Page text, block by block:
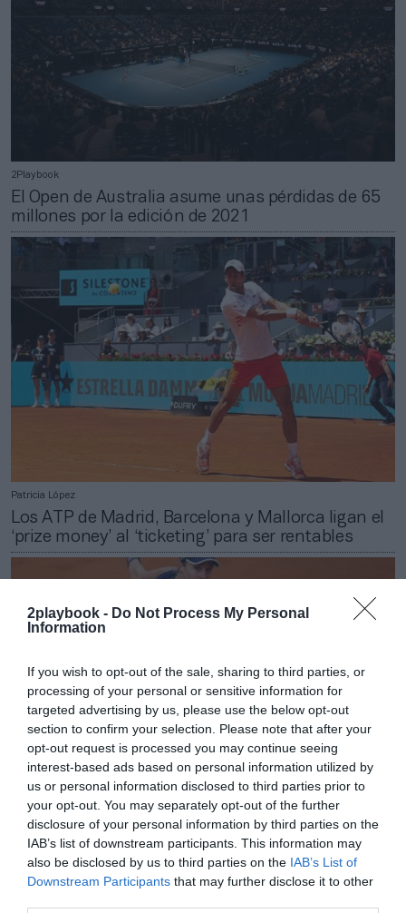
2playbook - Do Not Process My Personal
Information
If you wish to opt-out of the sale, sharing to third parties, or
processing of your personal or sensitive information for
targeted advertising by us, please use the below opt-out
section to confirm your selection. Please note that after your
opt-out request is processed you may continue seeing
interest-based ads based on personal information utilized by
us or personal information disclosed to third parties prior to
your opt-out. You may separately opt-out of the further
disclosure of your personal information by third parties on the
IAB’s list of downstream participants. This information may
also be disclosed by us to third parties on the IAB’s List of
Downstream Participants that may further disclose it to other
2Playbook
El Open de Australia asume unas pérdidas de 65
millones por la edición de 2021
Patricia López
Los ATP de Madrid, Barcelona y Mallorca ligan el
‘prize money’ al ‘ticketing’ para ser rentables
Tennium crece en Argentina: se adjudica el primer
torneo WTA en el país en 34 años